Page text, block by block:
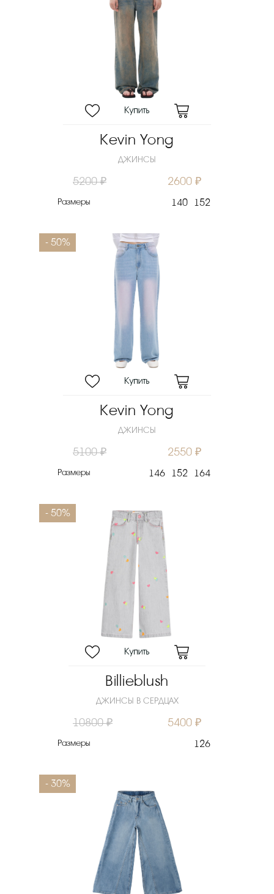
Kevin Yong
ДЖИНСЫ
5200 ₽ 2600 ₽
Размеры 140 152
- 50%
Kevin Yong
ДЖИНСЫ
5100 ₽ 2550 ₽
Размеры 146 152 164
- 50%
Billieblush
ДЖИНСЫ В СЕРДЦАХ
10800 ₽ 5400 ₽
Размеры 126
- 30%